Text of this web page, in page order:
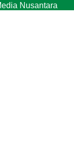
Nusantara